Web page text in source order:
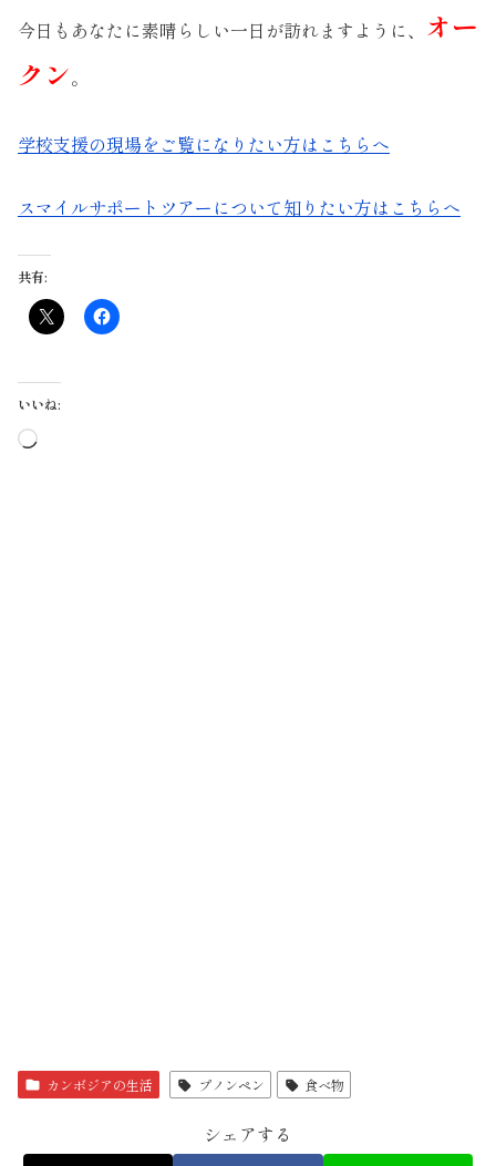
今日もあなたに素晴らしい一日が訪れますように、 オー
クン。
学校支援の現場をご覧になりたい方はこちらへ
スマイルサポートツアーについて知りたい方はこちらへ
共有:
いいね:
読
カンボジアの生活 プノンペン 食べ物
シェアする